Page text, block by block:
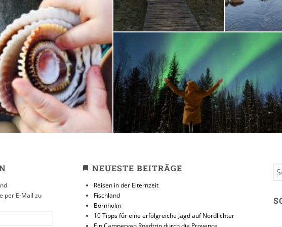
Elternzeit
2019
10 Tipps für eine
Jagd auf Nordlichter
31. JANUAR 2018
per E-Mail zu
NEUESTE BEITRÄGE
Reisen in der Elternzeit
Fischland
Bornholm
10 Tipps für eine erfolgreiche Jagd auf Nordlichter